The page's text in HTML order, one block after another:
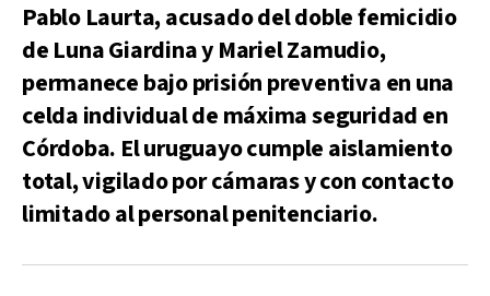
Pablo Laurta, acusado del doble femicidio
de Luna Giardina y Mariel Zamudio,
permanece bajo prisión preventiva en una
celda individual de máxima seguridad en
Córdoba. El uruguayo cumple aislamiento
total, vigilado por cámaras y con contacto
limitado al personal penitenciario.